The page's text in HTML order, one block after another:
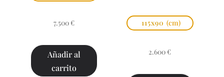
7.500 €
Añadir al
carrito
115x90 (cm)
2.600 €